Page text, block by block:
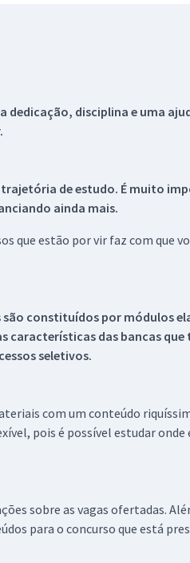
dedicação, disciplina e uma
de estudo. É muito
ainda mais.
que estão por vir faz com que
são constituídos por módulos
características das bancas que
seletivos.
com um conteúdo
pois é possível estudar onde
sobre as vagas ofertadas.
para o concurso que está